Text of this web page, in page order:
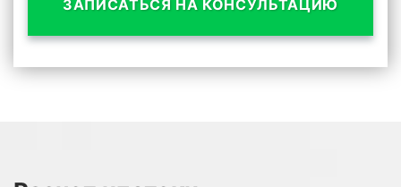
ЗАПИСАТЬСЯ НА КОНСУЛЬТАЦИЮ